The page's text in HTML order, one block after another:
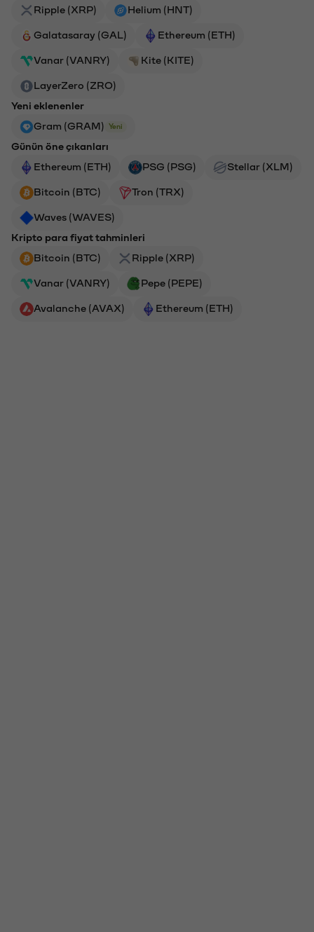
Ripple (XRP) Helium (HNT)
Galatasaray (GAL) Ethereum (ETH)
Vanar (VANRY) Kite (KITE)
LayerZero (ZRO)
Yeni eklenenler
Gram (GRAM)
Yeni
Günün öne çıkanları
Ethereum (ETH)
PSG (PSG) Stellar (XLM)
Bitcoin (BTC) Tron (TRX)
Waves (WAVES)
Kripto para fiyat tahminleri
Bitcoin (BTC)
Ripple (XRP)
Vanar (VANRY) Pepe (PEPE)
Avalanche (AVAX) Ethereum (ETH)